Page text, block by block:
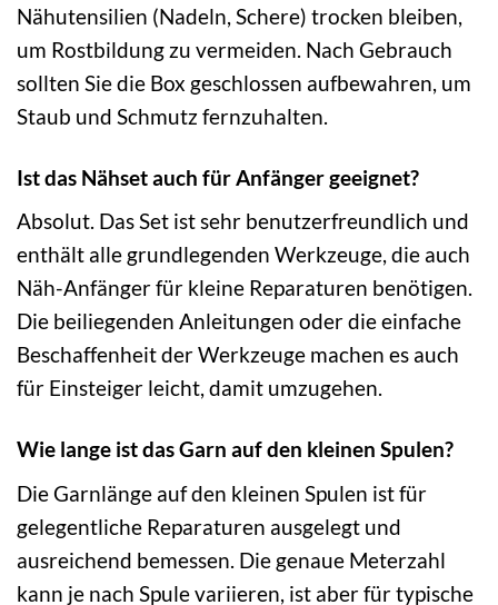
Nähutensilien (Nadeln, Schere) trocken bleiben,
um Rostbildung zu vermeiden. Nach Gebrauch
sollten Sie die Box geschlossen aufbewahren, um
Staub und Schmutz fernzuhalten.
Ist das Nähset auch für Anfänger geeignet?
Absolut. Das Set ist sehr benutzerfreundlich und
enthält alle grundlegenden Werkzeuge, die auch
Näh-Anfänger für kleine Reparaturen benötigen.
Die beiliegenden Anleitungen oder die einfache
Beschaffenheit der Werkzeuge machen es auch
für Einsteiger leicht, damit umzugehen.
Wie lange ist das Garn auf den kleinen Spulen?
Die Garnlänge auf den kleinen Spulen ist für
gelegentliche Reparaturen ausgelegt und
ausreichend bemessen. Die genaue Meterzahl
kann je nach Spule variieren, ist aber für typische